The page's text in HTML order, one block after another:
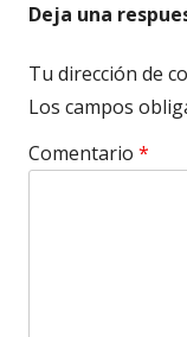
Deja una
Tu dirección de
Los campos
Comentario *